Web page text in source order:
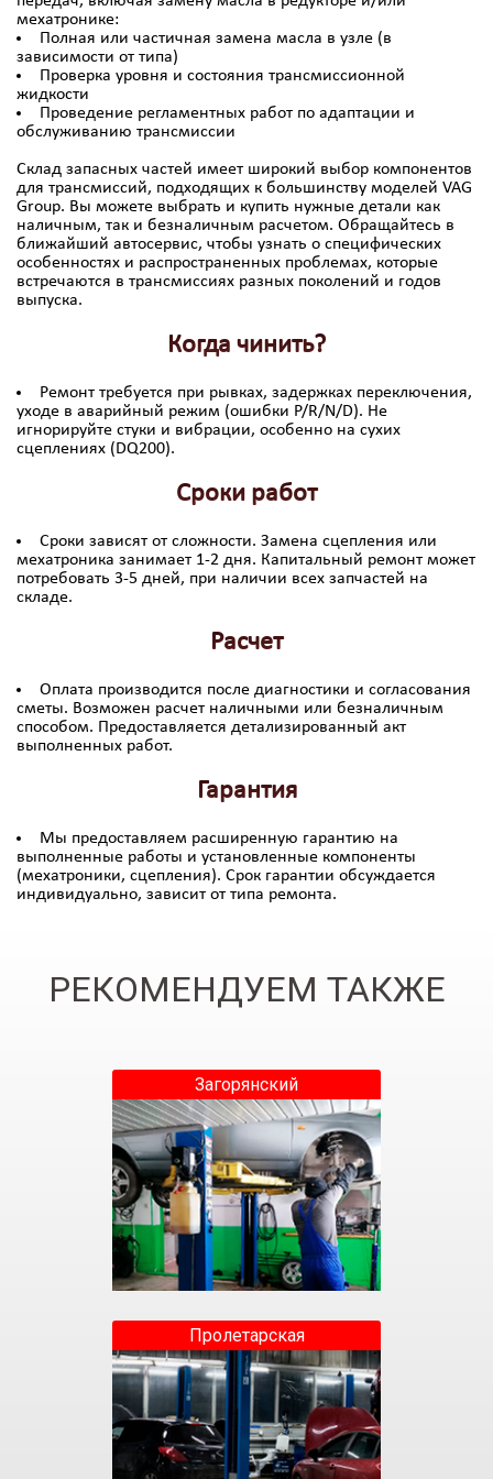
мехатронике:
Полная или частичная замена масла в узле (в
зависимости от типа)
Проверка уровня и состояния трансмиссионной
жидкости
Проведение регламентных работ по адаптации и
обслуживанию трансмиссии
Склад запасных частей имеет широкий выбор компонентов
для трансмиссий, подходящих к большинству моделей VAG
Group. Вы можете выбрать и купить нужные детали как
наличным, так и безналичным расчетом. Обращайтесь в
ближайший автосервис, чтобы узнать о специфических
особенностях и распространенных проблемах, которые
встречаются в трансмиссиях разных поколений и годов
выпуска.
Когда чинить?
Ремонт требуется при рывках, задержках переключения,
уходе в аварийный режим (ошибки P/R/N/D). Не
игнорируйте стуки и вибрации, особенно на сухих
сцеплениях (DQ200).
Сроки работ
Сроки зависят от сложности. Замена сцепления или
мехатроника занимает 1-2 дня. Капитальный ремонт может
потребовать 3-5 дней, при наличии всех запчастей на
складе.
Расчет
Оплата производится после диагностики и согласования
сметы. Возможен расчет наличными или безналичным
способом. Предоставляется детализированный акт
выполненных работ.
Гарантия
Мы предоставляем расширенную гарантию на
выполненные работы и установленные компоненты
(мехатроники, сцепления). Срок гарантии обсуждается
индивидуально, зависит от типа ремонта.
РЕКОМЕНДУЕМ ТАКЖЕ
Загорянский
Пролетарская